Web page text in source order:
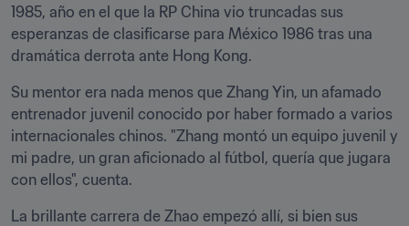
1985, año en el que la RP China vio truncadas sus
esperanzas de clasificarse para México 1986 tras una
dramática derrota ante Hong Kong.
Su mentor era nada menos que Zhang Yin, un afamado
entrenador juvenil conocido por haber formado a varios
internacionales chinos. "Zhang montó un equipo juvenil y
mi padre, un gran aficionado al fútbol, quería que jugara
con ellos", cuenta.
La brillante carrera de Zhao empezó allí, si bien sus